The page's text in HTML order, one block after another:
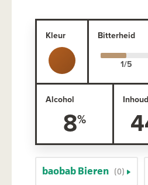
Kleur Bitterheid
Alcohol
8
Inhoud
baobab Bieren (0)